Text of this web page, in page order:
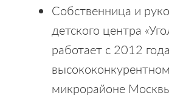
Собственница и
детского центра
работает с 2012
высококонкурентном
микрорайоне